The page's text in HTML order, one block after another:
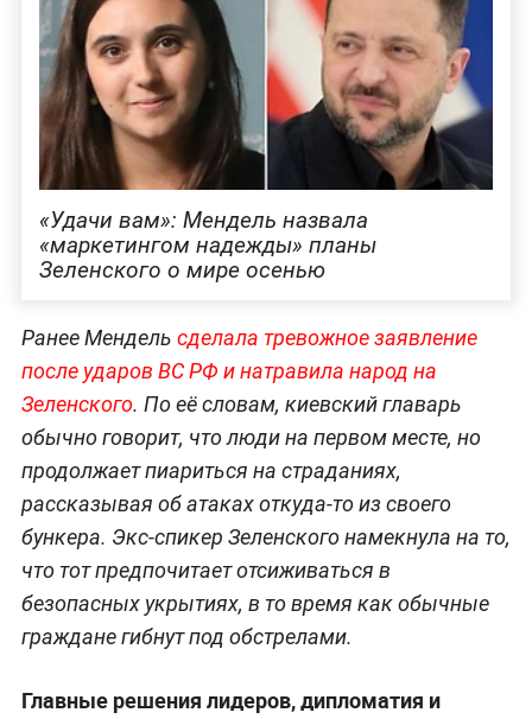
«Удачи вам»: Мендель назвала
«маркетингом надежды» планы
Зеленского о мире осенью
Ранее Мендель сделала тревожное заявление
после ударов ВС РФ и натравила народ на
Зеленского. По её словам, киевский главарь
обычно говорит, что люди на первом месте, но
продолжает пиариться на страданиях,
рассказывая об атаках откуда-то из своего
бункера. Экс-спикер Зеленского намекнула на то,
что тот предпочитает отсиживаться в
безопасных укрытиях, в то время как обычные
граждане гибнут под обстрелами.
Главные решения лидеров, дипломатия и